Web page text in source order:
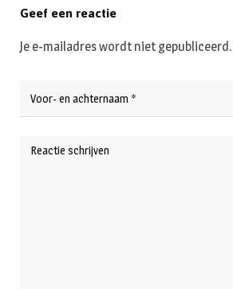
Geef een reactie
Je e-mailadres wordt niet gepubliceerd.